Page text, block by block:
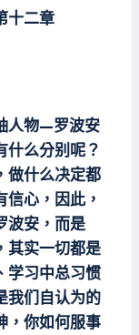
十二章
人物—罗波安
什么分别呢？
做什么决定都
心，因此，
波安，而是
其实一切都是
学习中总习惯
我们自认为的
，你如何服事